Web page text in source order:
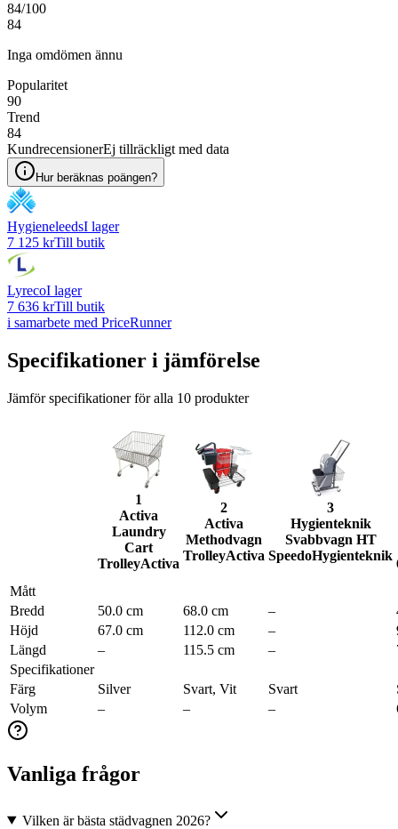
84/100
84
Inga omdömen ännu
Popularitet
90
Trend
84
KundrecensionerEj tillräckligt med data
Hur beräknas poängen?
HygieneleedsI lager
7 125 krTill butik
LyrecoI lager
7 636 krTill butik
i samarbete med PriceRunner
Specifikationer i jämförelse
Jämför specifikationer för alla 10 produkter
1
Activa
Laundry
Cart
TrolleyActiva
2
Activa
Methodvagn
TrolleyActiva
3
Hygienteknik
Svabbvagn HT
SpeedoHygienteknik
Mått
Bredd
50.0 cm 68.0 cm –
Höjd
67.0 cm 112.0 cm –
Längd
– 115.5 cm –
Specifikationer
Färg
Silver Svart, Vit Svart
Volym
– – –
Vanliga frågor
Vilken är bästa städvagnen 2026?